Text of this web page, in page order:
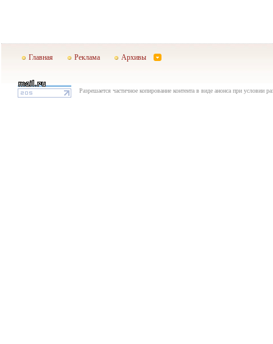
Главная Реклама Архивы
Разрешается частичное копирование контента в виде анонса при условии